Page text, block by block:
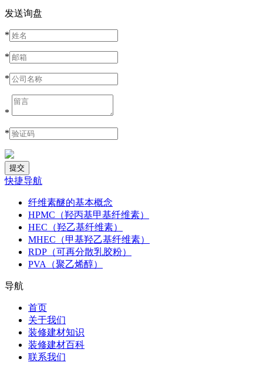
发送询盘
*
*
*
*
*
快捷导航
纤维素醚的基本概念
HPMC（羟丙基甲基纤维素）
HEC（羟乙基纤维素）
MHEC（甲基羟乙基纤维素）
RDP（可再分散乳胶粉）
PVA（聚乙烯醇）
导航
首页
关于我们
装修建材知识
装修建材百科
联系我们